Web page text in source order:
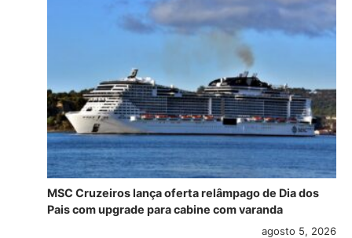
MSC Cruzeiros lança oferta relâmpago de Dia dos
Pais com upgrade para cabine com varanda
agosto 5, 2026